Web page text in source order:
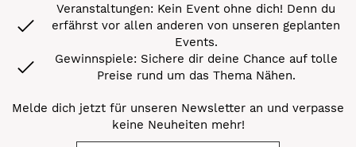
Veranstaltungen: Kein Event ohne dich! Denn du
erfährst vor allen anderen von unseren geplanten
Events.
Gewinnspiele: Sichere dir deine Chance auf tolle
Preise rund um das Thema Nähen.
Melde dich jetzt für unseren Newsletter an und verpasse
keine Neuheiten mehr!